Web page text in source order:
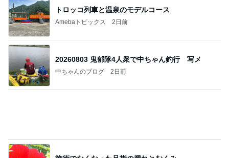
【ヤマハ発動機】～トートバック～【三越伊勢丹】
実がならず花も咲かない寂しい庭
心の道標【旧：ヤ～ベェのブログ】 14時間前